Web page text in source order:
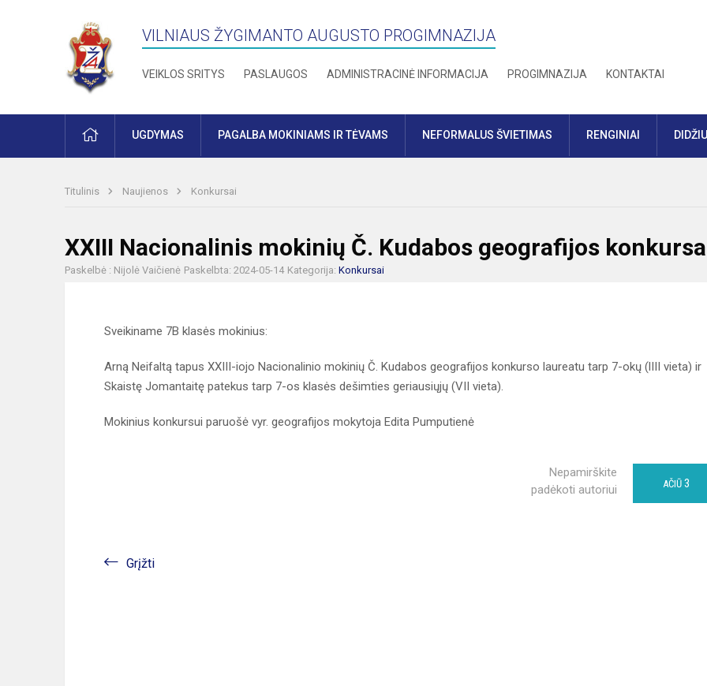
VILNIAUS ŽYGIMANTO AUGUSTO PROGIMNAZIJA
VEIKLOS SRITYS PASLAUGOS ADMINISTRACINĖ INFORMACIJA PROGIMNAZIJA KONTAKTAI
PRADŽIAUGDYMAS PAGALBA MOKINIAMS IR TĖVAMS NEFORMALUS ŠVIETIMAS RENGINIAI
Titulinis Naujienos Konkursai
XXIII Nacionalinis mokinių Č. Kudabos geografijos
Paskelbė : Nijolė Vaičienė Paskelbta: 2024-05-14 Kategorija: Konkursai
Sveikiname 7B klasės mokinius:
Arną Neifaltą tapus XXIII-iojo Nacionalinio mokinių Č. Kudabos geografijos konkurso laureatu tarp 7-okų (lIII vieta) ir
Skaistę Jomantaitę patekus tarp 7-os klasės dešimties geriausiųjų (VII vieta).
Mokinius konkursui paruošė vyr. geografijos mokytoja Edita Pumputienė
Nepamirškite
padėkoti autoriui
AČIŪ 3
Grįžti